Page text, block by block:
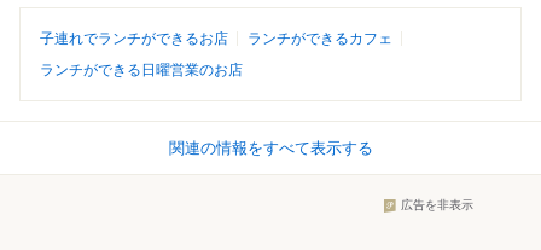
子連れでランチができるお店
ランチができるカフェ
ランチができる日曜営業のお店
関連の情報をすべて表示する
広告を非表示